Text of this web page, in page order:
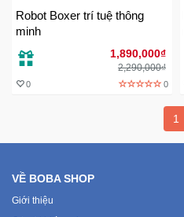
Ảnh-
Máy
flycam
Đồng
Robot Boxer trí tuệ thông
minh
1,890,000₫
2,290,000₫
0 0
1
VỀ BOBA SHOP
Giới thiệu